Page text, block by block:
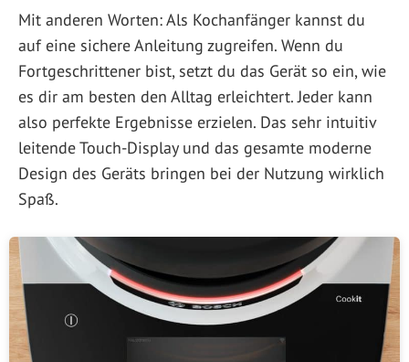
Mit anderen Worten: Als Kochanfänger kannst du
auf eine sichere Anleitung zugreifen. Wenn du
Fortgeschrittener bist, setzt du das Gerät so ein, wie
es dir am besten den Alltag erleichtert. Jeder kann
also perfekte Ergebnisse erzielen. Das sehr intuitiv
leitende Touch-Display und das gesamte moderne
Design des Geräts bringen bei der Nutzung wirklich
Spaß.